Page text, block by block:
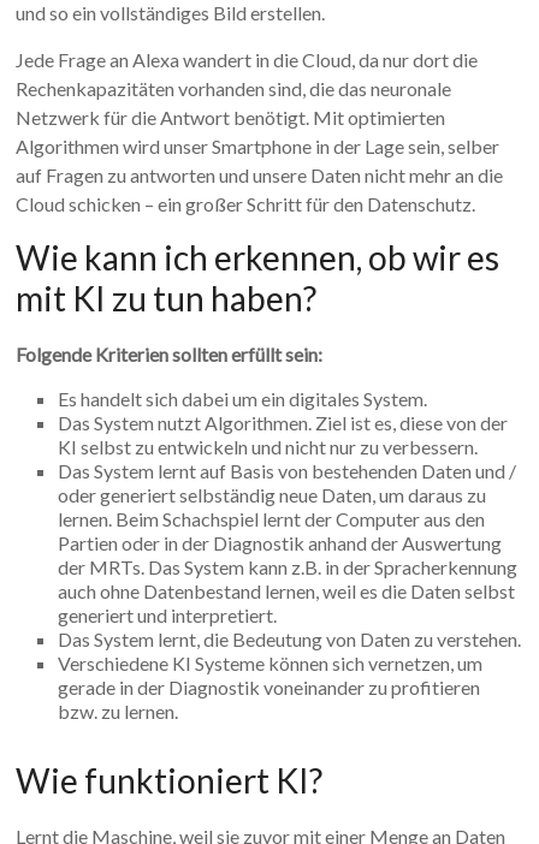
und so ein vollständiges Bild erstellen.
Jede Frage an Alexa wandert in die Cloud, da nur dort die
Rechenkapazitäten vorhanden sind, die das neuronale
Netzwerk für die Antwort benötigt. Mit optimierten
Algorithmen wird unser Smartphone in der Lage sein, selber
auf Fragen zu antworten und unsere Daten nicht mehr an die
Cloud schicken – ein großer Schritt für den Datenschutz.
Wie kann ich erkennen, ob wir es
mit KI zu tun haben?
Folgende Kriterien sollten erfüllt sein:
Es handelt sich dabei um ein digitales System.
Das System nutzt Algorithmen. Ziel ist es, diese von der
KI selbst zu entwickeln und nicht nur zu verbessern.
Das System lernt auf Basis von bestehenden Daten und /
oder generiert selbständig neue Daten, um daraus zu
lernen. Beim Schachspiel lernt der Computer aus den
Partien oder in der Diagnostik anhand der Auswertung
der MRTs. Das System kann z.B. in der Spracherkennung
auch ohne Datenbestand lernen, weil es die Daten selbst
generiert und interpretiert.
Das System lernt, die Bedeutung von Daten zu verstehen.
Verschiedene KI Systeme können sich vernetzen, um
gerade in der Diagnostik voneinander zu profitieren
bzw. zu lernen.
Wie funktioniert KI?
Lernt die Maschine, weil sie zuvor mit einer Menge an Daten